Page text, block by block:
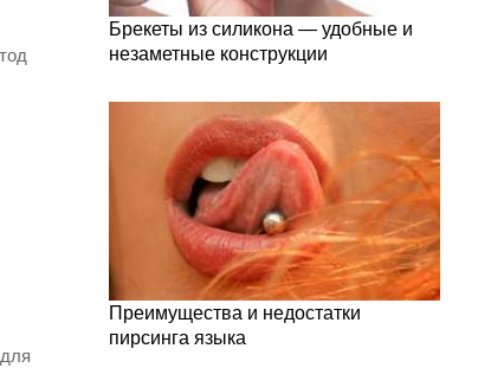
Брекеты из силикона — удобные и
незаметные конструкции
Преимущества и недостатки
пирсинга языка